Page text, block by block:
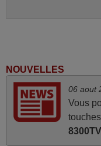
super.
NOUVELLES
06 aout
Vous
8300TV